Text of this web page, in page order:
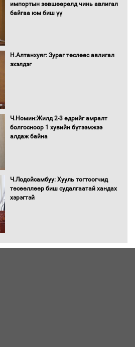
шилжиж, найр наадам, зөвлөгөөн,
гадаад томилолтыг хориглолоо
импортын зөвшөөрөлд чинь авлигал
байгаа юм биш үү
Н.Алтанхуяг: Зураг төслөөс авлигал
эхэлдэг
Ч.Номин:Жилд 2-3 өдрийг амралт
болгосноор 1 хувийн бүтээмжээ
алдаж байна
Ч.Лодойсамбуу: Хууль тогтоогчид
төсөөллөөр биш судалгаатай хандах
хэрэгтэй